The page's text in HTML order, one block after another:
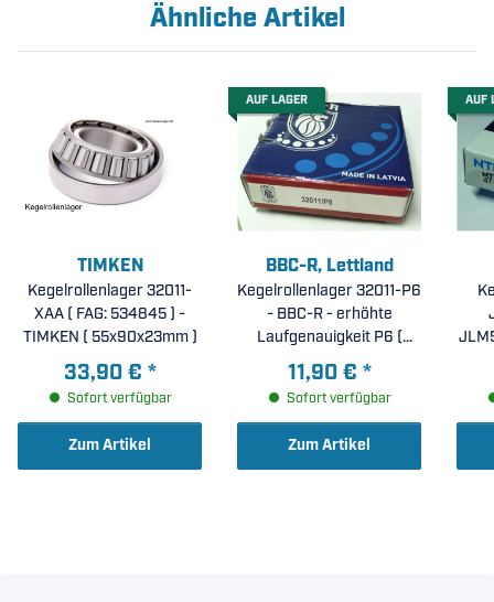
Ähnliche Artikel
TIMKEN
Kegelrollenlager 32011-
XAA ( FAG: 534845 ) -
TIMKEN ( 55x90x23mm )
33,90 € *
Sofort verfügbar
Zum Artikel
AUF LAGER
BBC-R, Lettland
Kegelrollenlager 32011-P6
- BBC-R - erhöhte
Laufgenauigkeit P6 (
55x90x23mm )
11,90 € *
Sofort verfügbar
Zum Artikel
AUF